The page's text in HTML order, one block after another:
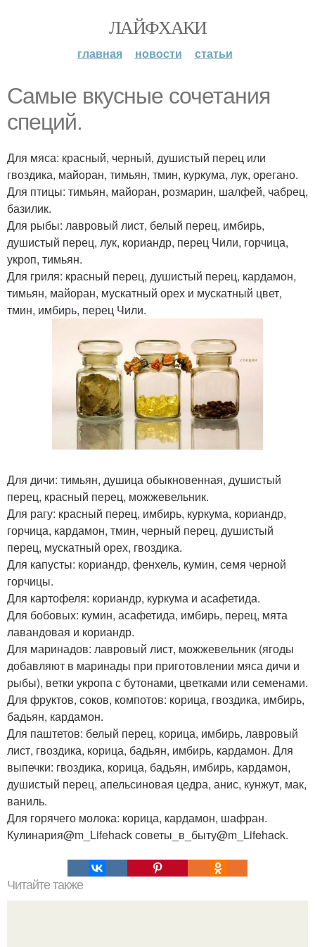
ЛАЙФХАКИ
главная новости статьи
Самые вкусные сочетания
специй.
Для мяса: красный, черный, душистый перец или
гвоздика, майоран, тимьян, тмин, куркума, лук, орегано.
Для птицы: тимьян, майоран, розмарин, шалфей, чабрец,
базилик.
Для рыбы: лавровый лист, белый перец, имбирь,
душистый перец, лук, кориандр, перец Чили, горчица,
укроп, тимьян.
Для гриля: красный перец, душистый перец, кардамон,
тимьян, майоран, мускатный орех и мускатный цвет,
тмин, имбирь, перец Чили.
Для дичи: тимьян, душица обыкновенная, душистый
перец, красный перец, можжевельник.
Для рагу: красный перец, имбирь, куркума, кориандр,
горчица, кардамон, тмин, черный перец, душистый
перец, мускатный орех, гвоздика.
Для капусты: кориандр, фенхель, кумин, семя черной
горчицы.
Для картофеля: кориандр, куркума и асафетида.
Для бобовых: кумин, асафетида, имбирь, перец, мята
лавандовая и кориандр.
Для маринадов: лавровый лист, можжевельник (ягоды
добавляют в маринады при приготовлении мяса дичи и
рыбы), ветки укропа с бутонами, цветками или семенами.
Для фруктов, соков, компотов: корица, гвоздика, имбирь,
бадьян, кардамон.
Для паштетов: белый перец, корица, имбирь, лавровый
лист, гвоздика, корица, бадьян, имбирь, кардамон. Для
выпечки: гвоздика, корица, бадьян, имбирь, кардамон,
душистый перец, апельсиновая цедра, анис, кунжут, мак,
ваниль.
Для горячего молока: корица, кардамон, шафран.
Кулинария@m_Lifehack советы_в_быту@m_Lifehack.
Читайте также